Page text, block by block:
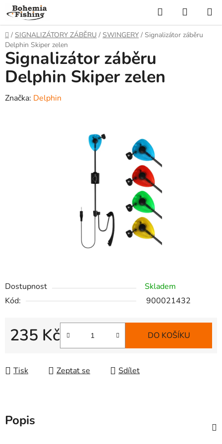
Přejít
na
obsah
Hledat
KOŠÍK
Domů
/ SIGNALIZÁTORY ZÁBĚRU / SWINGERY / Signalizátor záběru
Delphin Skiper zelen
Dostupnost
Skladem
Kód:
900021432
235 Kč DO KOŠÍKU
Tisk Zeptat se Sdílet
Signalizátor záběru
Delphin Skiper zelen
Značka: Delphin
Popis